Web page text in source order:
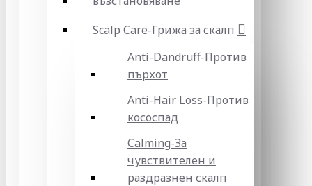
Scalp Care-Грижа за скалп
Anti-Dandruff-Против
пърхот
Anti-Hair Loss-Против
кососпад
Calming-За
чувствителен и
раздразнен скалп